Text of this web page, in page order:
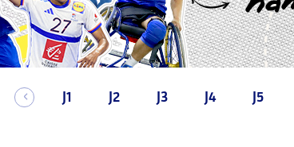
J1 J2 J3 J4 J5